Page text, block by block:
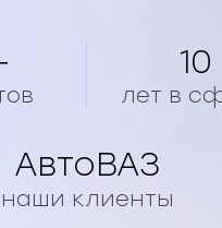
10
лет в
АвтоВАЗ
наши клиенты